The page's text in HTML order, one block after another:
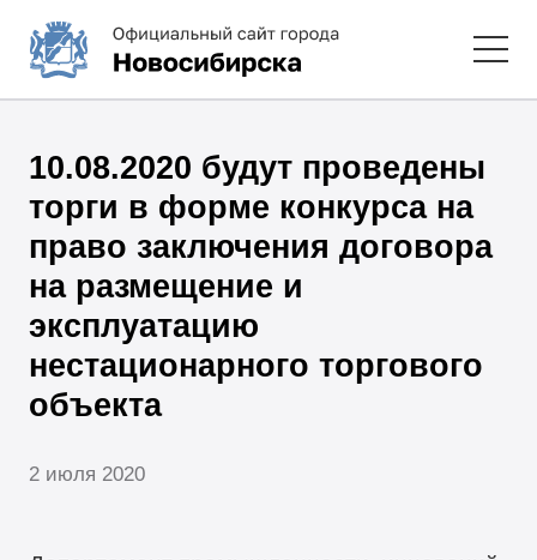
10.08.2020 будут проведены
торги в форме конкурса на
право заключения договора
на размещение и
эксплуатацию
нестационарного торгового
объекта
2 июля 2020